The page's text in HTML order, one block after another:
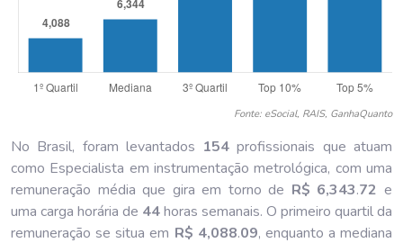
Fonte: eSocial, RAIS, GanhaQuanto
No Brasil, foram levantados 154 profissionais que atuam
como Especialista em instrumentação metrológica, com uma
remuneração média que gira em torno de R$ 6,343.72 e
uma carga horária de 44horas semanais. O primeiro quartil da
remuneração se situa em R$ 4,088.09, enquanto a mediana